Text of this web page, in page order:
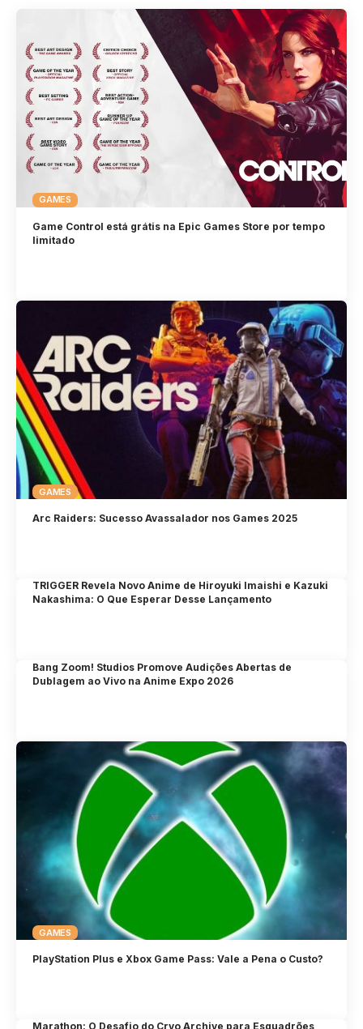
GAMES
Game Control está grátis na Epic Games Store por tempo
limitado
GAMES
Arc Raiders: Sucesso Avassalador nos Games 2025
TRIGGER Revela Novo Anime de Hiroyuki Imaishi e Kazuki
Nakashima: O Que Esperar Desse Lançamento
Bang Zoom! Studios Promove Audições Abertas de
Dublagem ao Vivo na Anime Expo 2026
GAMES
PlayStation Plus e Xbox Game Pass: Vale a Pena o Custo?
Marathon: O Desafio do Cryo Archive para Esquadrões